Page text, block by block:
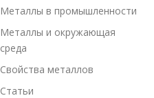
Металлы в промышленности
Металлы и окружающая
среда
Свойства металлов
Статьи